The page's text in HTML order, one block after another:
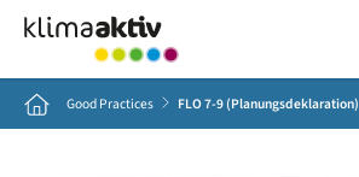
Home Good Practices FLO 7-9 (Planungsdeklaration)